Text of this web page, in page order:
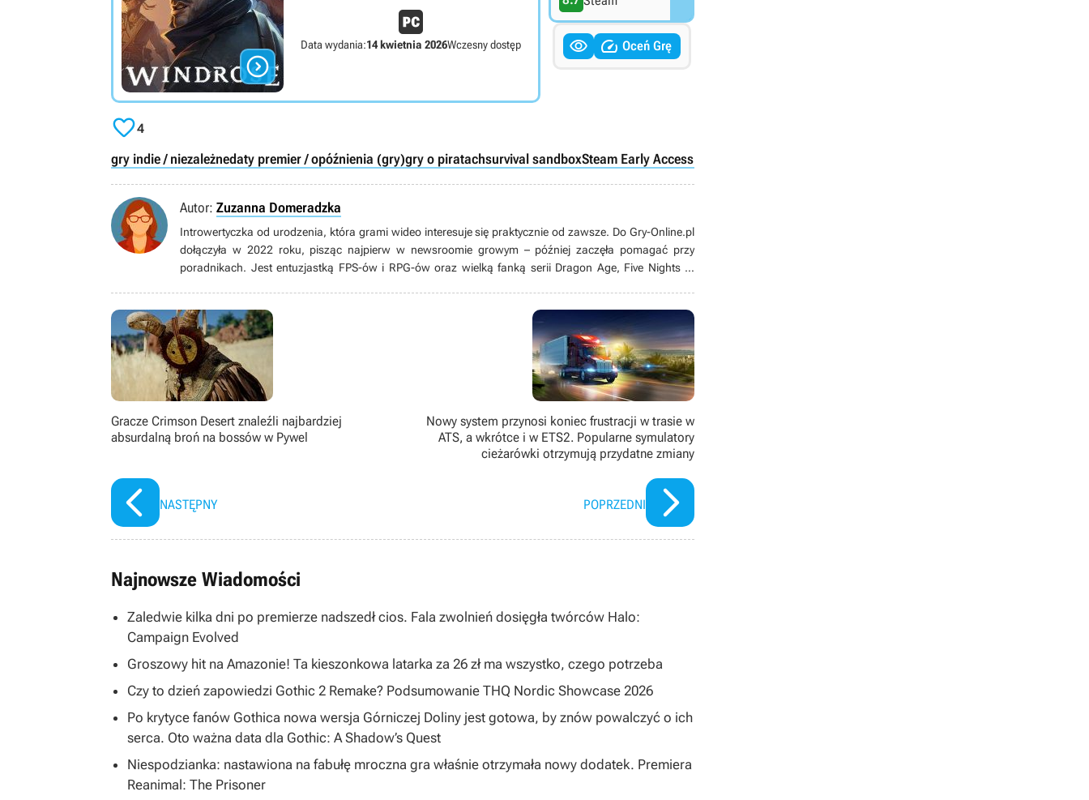

Data wydania:14 kwietnia 2026Wczesny dostęp   Oceń Grę
4
gry indie / niezależnedaty premier / opóźnienia (gry)gry o piratachsurvival sandboxSteam Early Access / wczesny dostęp
Autor: Zuzanna Domeradzka
Introwertyczka od urodzenia, która grami wideo interesuje się praktycznie od zawsze. Do Gry-Online.pl
dołączyła w 2022 roku, pisząc najpierw w newsroomie growym – później zaczęła pomagać przy
poradnikach. Jest entuzjastką FPS-ów i RPG-ów oraz wielką fanką serii Dragon Age, Five Nights at
(ewentualnie platynując kolejne części cyklu Just Dance).
Gracze Crimson Desert znaleźli najbardziej
absurdalną broń na bossów w Pywel
NASTĘPNY
Nowy system przynosi koniec frustracji w trasie w
ATS, a wkrótce i w ETS2. Popularne symulatory
cieżarówki otrzymują przydatne zmiany
POPRZEDNI
Najnowsze Wiadomości
Zaledwie kilka dni po premierze nadszedł cios. Fala zwolnień dosięgła twórców Halo:
Campaign Evolved
Groszowy hit na Amazonie! Ta kieszonkowa latarka za 26 zł ma wszystko, czego potrzeba
Czy to dzień zapowiedzi Gothic 2 Remake? Podsumowanie THQ Nordic Showcase 2026
Po krytyce fanów Gothica nowa wersja Górniczej Doliny jest gotowa, by znów powalczyć o ich
serca. Oto ważna data dla Gothic: A Shadow’s Quest
Niespodzianka: nastawiona na fabułę mroczna gra właśnie otrzymała nowy dodatek. Premiera
Reanimal: The Prisoner